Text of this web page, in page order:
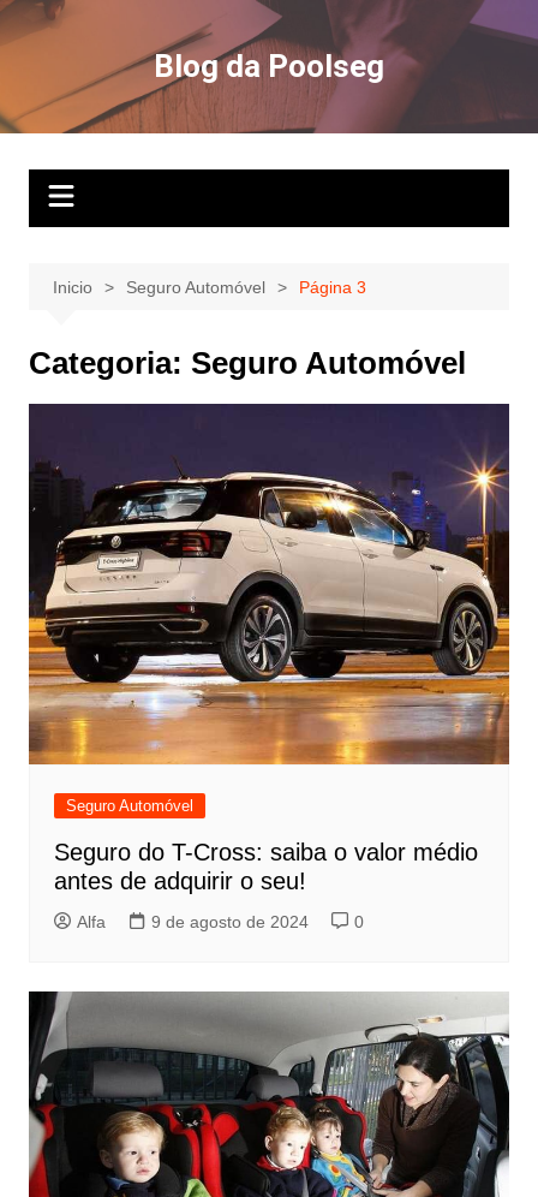
Ir
para
conteúdo
Blog da Poolseg
Inicio Seguro Automóvel Página 3
Categoria: Seguro Automóvel
Seguro Automóvel
Seguro do T-Cross: saiba o valor médio
antes de adquirir o seu!
Alfa 9 de agosto de 2024 0